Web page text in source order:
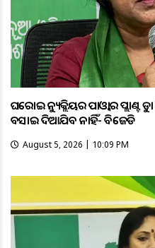
ଘରୋଇ ନ୍ୟୁକ୍ଲିୟର ପାଓ୍ବାର ପ୍ଲାଣ୍ଟକୁ
ବସାଇ ଦିଆଯିବ ନାହିଁ- ବିଜେଡି
August 5, 2026 | 10:09 PM